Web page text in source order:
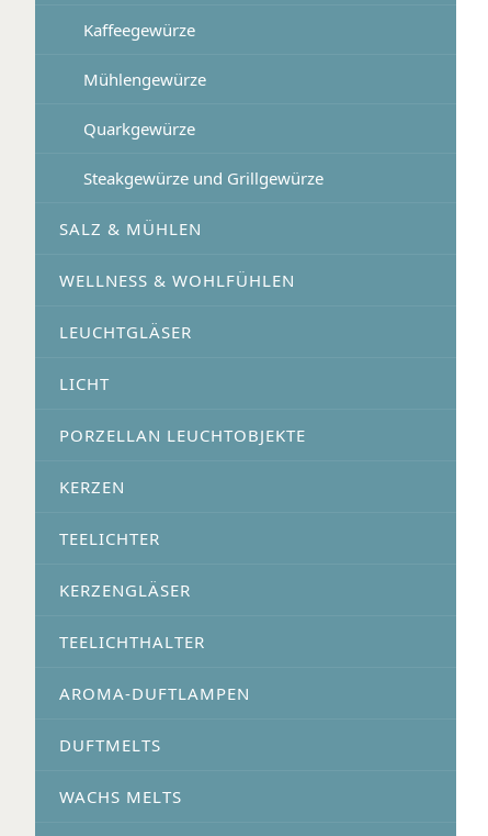
Kaffeegewürze
Mühlengewürze
Quarkgewürze
Steakgewürze und Grillgewürze
SALZ & MÜHLEN
WELLNESS & WOHLFÜHLEN
LEUCHTGLÄSER
LICHT
PORZELLAN LEUCHTOBJEKTE
KERZEN
TEELICHTER
KERZENGLÄSER
TEELICHTHALTER
AROMA-DUFTLAMPEN
DUFTMELTS
WACHS MELTS